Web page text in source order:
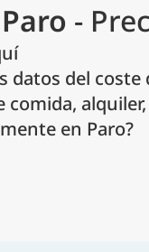
Paro -
datos del coste
comida,
en Paro?